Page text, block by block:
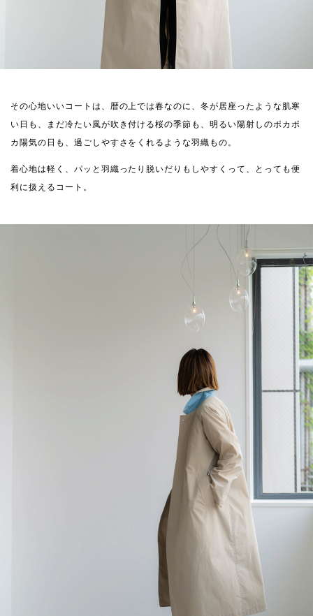
その心地いいコートは、暦の上では春なのに、冬が居座ったような肌寒
い日も、まだ冷たい風が吹き付ける桜の季節も、明るい陽射しのポカポ
カ陽気の日も、過ごしやすさをくれるような羽織もの。
着心地は軽く、パッと羽織ったり脱いだりもしやすくって、とっても便
利に扱えるコート。